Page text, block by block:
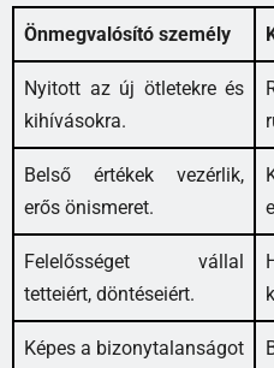
Önmegvalósító személy
Nyitott az új ötletekre és
kihívásokra.
Belső értékek vezérlik,
erős önismeret.
Felelősséget vállal
tetteiért, döntéseiért.
Képes a bizonytalanságot